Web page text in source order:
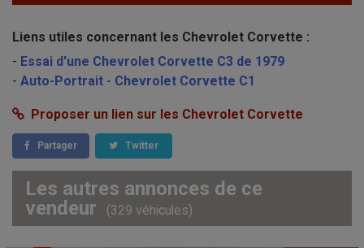
Liens utiles concernant les Chevrolet Corvette :
- Essai d'une Chevrolet Corvette C3 de 1979
- Auto-Portrait - Chevrolet Corvette C1
Proposer un lien sur les Chevrolet Corvette
Partager Twitter
Les autres annonces de ce
vendeur
(329 véhicules)